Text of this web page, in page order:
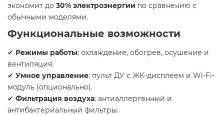
экономит до 30% электроэнергии по сравнению с
обычными моделями.
Функциональные возможности
✔ Режимы работы: охлаждение, обогрев, осушение и
вентиляция.
✔ Умное управление: пульт ДУ с ЖК-дисплеем и Wi-Fi-
модуль (опционально).
✔ Фильтрация воздуха: антиаллергенный и
антибактериальный фильтры.